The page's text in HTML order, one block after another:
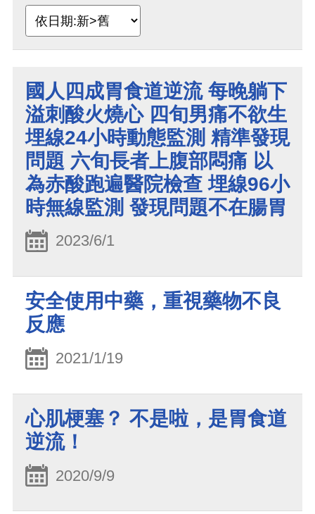
國人四成胃食道逆流 每晚躺下
溢刺酸火燒心 四旬男痛不欲生
埋線24小時動態監測 精準發現
問題 六旬長者上腹部悶痛 以
為赤酸跑遍醫院檢查 埋線96小
時無線監測 發現問題不在腸胃
2023/6/1
安全使用中藥，重視藥物不良
反應
2021/1/19
心肌梗塞？ 不是啦，是胃食道
逆流！
2020/9/9